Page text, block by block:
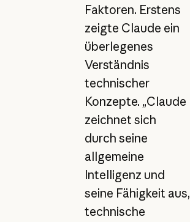
Faktoren. Erstens
zeigte Claude ein
überlegenes
Verständnis
technischer
Konzepte. „Claude
zeichnet sich
durch seine
allgemeine
Intelligenz und
seine Fähigkeit aus,
technische